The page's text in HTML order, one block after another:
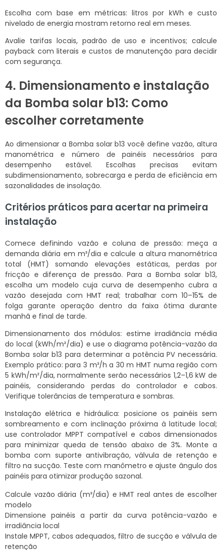
Escolha com base em métricas: litros por kWh e custo
nivelado de energia mostram retorno real em meses.
Avalie tarifas locais, padrão de uso e incentivos; calcule
payback com literais e custos de manutenção para decidir
com segurança.
4. Dimensionamento e instalação
da Bomba solar b13: Como
escolher corretamente
Ao dimensionar a Bomba solar b13 você define vazão, altura
manométrica e número de painéis necessários para
desempenho estável. Escolhas precisas evitam
subdimensionamento, sobrecarga e perda de eficiência em
sazonalidades de insolação.
Critérios práticos para acertar na primeira
instalação
Comece definindo vazão e coluna de pressão: meça a
demanda diária em m³/dia e calcule a altura manométrica
total (HMT) somando elevações estáticas, perdas por
fricção e diferença de pressão. Para a Bomba solar b13,
escolha um modelo cuja curva de desempenho cubra a
vazão desejada com HMT real; trabalhar com 10–15% de
folga garante operação dentro da faixa ótima durante
manhã e final de tarde.
Dimensionamento dos módulos: estime irradiância média
do local (kWh/m²/dia) e use o diagrama potência-vazão da
Bomba solar b13 para determinar a potência PV necessária.
Exemplo prático: para 3 m³/h a 30 m HMT numa região com
5 kWh/m²/dia, normalmente serão necessários 1,2–1,6 kW de
painéis, considerando perdas do controlador e cabos.
Verifique tolerâncias de temperatura e sombras.
Instalação elétrica e hidráulica: posicione os painéis sem
sombreamento e com inclinação próxima à latitude local;
use controlador MPPT compatível e cabos dimensionados
para minimizar queda de tensão abaixo de 3%. Monte a
bomba com suporte antivibração, válvula de retenção e
filtro na sucção. Teste com manômetro e ajuste ângulo dos
painéis para otimizar produção sazonal.
Calcule vazão diária (m³/dia) e HMT real antes de escolher
modelo
Dimensione painéis a partir da curva potência-vazão e
irradiância local
Instale MPPT, cabos adequados, filtro de sucção e válvula de
retenção